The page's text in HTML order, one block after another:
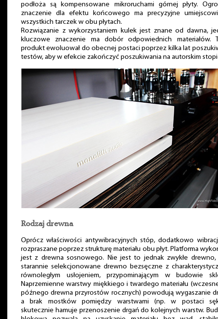
podłoża są kompensowane mikroruchami górnej płyty.
znaczenie dla efektu końcowego ma precyzyjne
wszystkich tarczek w obu płytach.
Rozwiązanie z wykorzystaniem kulek jest znane od dawna,
kluczowe znaczenie ma dobór odpowiednich materiałów.
produkt ewoluował do obecnej postaci poprzez kilka lat
testów, aby w efekcie zakończyć poszukiwania na autorskim
Rodzaj drewna
Oprócz właściwości antywibracyjnych stóp, dodatkowo
rozpraszane poprzez strukturę materiału obu płyt. Platforma
jest z drewna sosnowego. Nie jest to jednak zwykłe drewno,
starannie selekcjonowane drewno bezsęczne z
równoległym usłojeniem, przypominającym w budowie
Naprzemienne warstwy miękkiego i twardego materiału
późnego drewna przyrostów rocznych) powodują wygaszanie
a brak mostków pomiędzy warstwami (np. w postaci
skutecznie hamuje przenoszenie drgań do kolejnych warstw.